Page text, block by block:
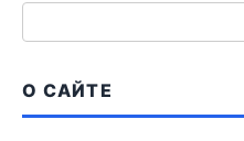
Поиск:
О САЙТЕ